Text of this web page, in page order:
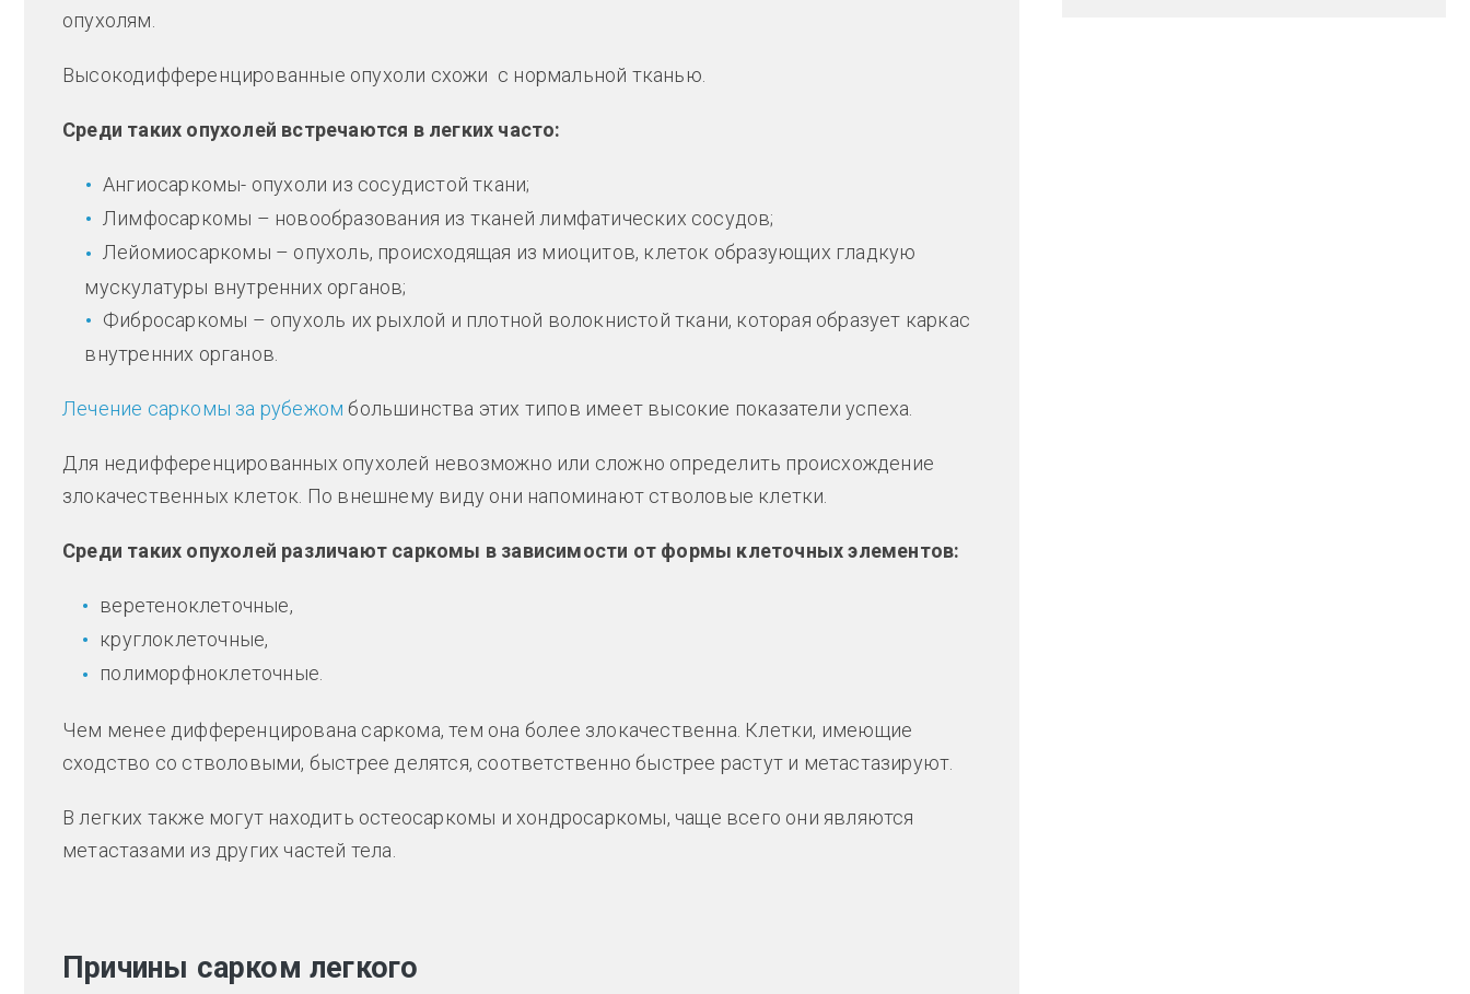
опухолям.
Высокодифференцированные опухоли схожи с нормальной тканью.
Среди таких опухолей встречаются в легких часто:
Ангиосаркомы- опухоли из сосудистой ткани;
Лимфосаркомы – новообразования из тканей лимфатических сосудов;
Лейомиосаркомы – опухоль, происходящая из миоцитов, клеток образующих гладкую
мускулатуры внутренних органов;
Фибросаркомы – опухоль их рыхлой и плотной волокнистой ткани, которая образует каркас
внутренних органов.
Лечение саркомы за рубежом большинства этих типов имеет высокие показатели успеха.
Для недифференцированных опухолей невозможно или сложно определить происхождение
злокачественных клеток. По внешнему виду они напоминают стволовые клетки.
Среди таких опухолей различают саркомы в зависимости от формы клеточных элементов:
веретеноклеточные,
круглоклеточные,
полиморфноклеточные.
Чем менее дифференцирована саркома, тем она более злокачественна. Клетки, имеющие
сходство со стволовыми, быстрее делятся, соответственно быстрее растут и метастазируют.
В легких также могут находить остеосаркомы и хондросаркомы, чаще всего они являются
метастазами из других частей тела.
Причины сарком легкого